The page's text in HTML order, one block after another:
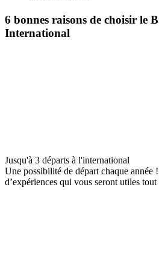
6 bonnes raisons de choisir le
International
Jusqu'à 3 départs à l'international
Une possibilité de départ chaque
d’expériences qui vous seront utiles